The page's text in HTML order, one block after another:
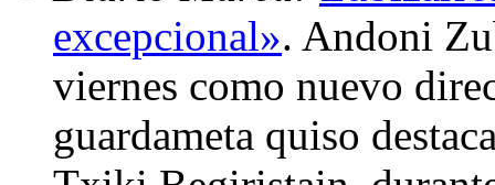
excepcional». Andoni
viernes como nuevo
guardameta quiso